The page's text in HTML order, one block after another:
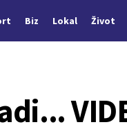
Biz Lokal Život